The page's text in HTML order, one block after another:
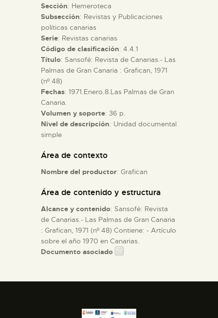
█
EL MUSEO
COLECCIONES
DIDÁCTICA
ESPAÑOL
Sección: Hemeroteca
Subsección: Revistas y Publicaciones
políticas canarias
Serie: Revistas canarias
Código de clasificación: 4.4.1
Título: Sansofé: Revista de Canarias.- Las
Palmas de Gran Canaria : Grafican, 1971
(nº 48)
Fechas: 1971.Enero.8.Las Palmas de Gran
Canaria.
Volumen y soporte: 36 p.
Nivel de descripción: Unidad documental
simple
Área de contexto
Nombre del productor: Grafican
Área de contenido y estructura
Alcance y contenido: Sansofé: Revista
de Canarias.- Las Palmas de Gran Canaria
: Grafican, 1971 (nº 48) Contiene: - Artículo
sobre el año 1970 en Canarias.
Documento asociado